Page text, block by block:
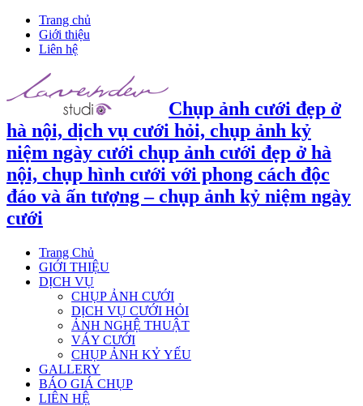
Trang chủ
Giới thiệu
Liên hệ
Chụp ảnh cưới đẹp ở
hà nội, dịch vụ cưới hỏi, chụp ảnh kỷ
niệm ngày cưới chụp ảnh cưới đẹp ở hà
nội, chụp hình cưới với phong cách độc
đáo và ấn tượng – chụp ảnh kỷ niệm ngày
cưới
Trang Chủ
GIỚI THIỆU
DỊCH VỤ
CHỤP ẢNH CƯỚI
DỊCH VỤ CƯỚI HỎI
ẢNH NGHỆ THUẬT
VÁY CƯỚI
CHỤP ẢNH KỶ YẾU
GALLERY
BÁO GIÁ CHỤP
LIÊN HỆ